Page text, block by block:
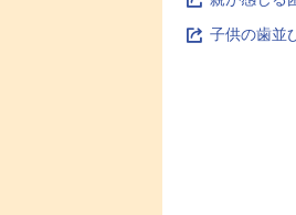
子供の歯並